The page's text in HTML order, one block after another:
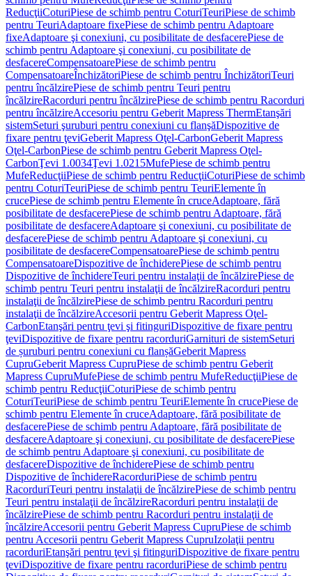
ReducţiiCoturiPiese de schimb pentru CoturiTeuriPiese de schimb
pentru TeuriAdaptoare fixePiese de schimb pentru Adaptoare
fixeAdaptoare şi conexiuni, cu posibilitate de desfacerePiese de
schimb pentru Adaptoare şi conexiuni, cu posibilitate de
desfacereCompensatoarePiese de schimb pentru
CompensatoareÎnchizătoriPiese de schimb pentru ÎnchizătoriTeuri
pentru încălzirePiese de schimb pentru Teuri pentru
încălzireRacorduri pentru încălzirePiese de schimb pentru Racorduri
pentru încălzireAccesoriu pentru Geberit Mapress ThermEtanşări
sistemSeturi şuruburi pentru conexiuni cu flanşăDispozitive de
fixare pentru ţeviGeberit Mapress Oţel-CarbonGeberit Mapress
Oţel-CarbonPiese de schimb pentru Geberit Mapress Oţel-
CarbonŢevi 1.0034Ţevi 1.0215MufePiese de schimb pentru
MufeReducţiiPiese de schimb pentru ReducţiiCoturiPiese de schimb
pentru CoturiTeuriPiese de schimb pentru TeuriElemente în
crucePiese de schimb pentru Elemente în cruceAdaptoare, fără
posibilitate de desfacerePiese de schimb pentru Adaptoare, fără
posibilitate de desfacereAdaptoare şi conexiuni, cu posibilitate de
desfacerePiese de schimb pentru Adaptoare şi conexiuni, cu
posibilitate de desfacereCompensatoarePiese de schimb pentru
CompensatoareDispozitive de închiderePiese de schimb pentru
Dispozitive de închidereTeuri pentru instalaţii de încălzirePiese de
schimb pentru Teuri pentru instalaţii de încălzireRacorduri pentru
instalaţii de încălzirePiese de schimb pentru Racorduri pentru
instalaţii de încălzireAccesorii pentru Geberit Mapress Oţel-
CarbonEtanşări pentru ţevi şi fitinguriDispozitive de fixare pentru
ţeviDispozitive de fixare pentru racorduriGarnituri de sistemSeturi
de șuruburi pentru conexiuni cu flanșăGeberit Mapress
CupruGeberit Mapress CupruPiese de schimb pentru Geberit
Mapress CupruMufePiese de schimb pentru MufeReducţiiPiese de
schimb pentru ReducţiiCoturiPiese de schimb pentru
CoturiTeuriPiese de schimb pentru TeuriElemente în crucePiese de
schimb pentru Elemente în cruceAdaptoare, fără posibilitate de
desfacerePiese de schimb pentru Adaptoare, fără posibilitate de
desfacereAdaptoare şi conexiuni, cu posibilitate de desfacerePiese
de schimb pentru Adaptoare şi conexiuni, cu posibilitate de
desfacereDispozitive de închiderePiese de schimb pentru
Dispozitive de închidereRacorduriPiese de schimb pentru
RacorduriTeuri pentru instalaţii de încălzirePiese de schimb pentru
Teuri pentru instalaţii de încălzireRacorduri pentru instalaţii de
încălzirePiese de schimb pentru Racorduri pentru instalaţii de
încălzireAccesorii pentru Geberit Mapress CupruPiese de schimb
pentru Accesorii pentru Geberit Mapress CupruIzolaţii pentru
racorduriEtanşări pentru ţevi şi fitinguriDispozitive de fixare pentru
ţeviDispozitive de fixare pentru racorduriPiese de schimb pentru